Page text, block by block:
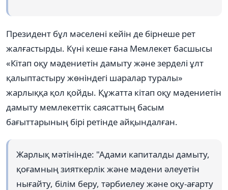
Президент бұл мәселені кейін де бірнеше рет
жалғастырды. Күні кеше ғана Мемлекет басшысы
«Кітап оқу мәдениетін дамыту және зерделі ұлт
қалыптастыру жөніндегі шаралар туралы»
жарлыққа қол қойды. Құжатта кітап оқу мәдениетін
дамыту мемлекеттік саясаттың басым
бағыттарының бірі ретінде айқындалған.
Жарлық мәтінінде: "Адами капиталды дамыту,
қоғамның зияткерлік және мәдени әлеуетін
нығайту, білім беру, тәрбиелеу және оқу-ағарту